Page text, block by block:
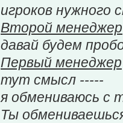
игроков нужного
Второй менеджер
давай будем
Первый менеджер
тут смысл -----
я обмениваюсь с
Ты